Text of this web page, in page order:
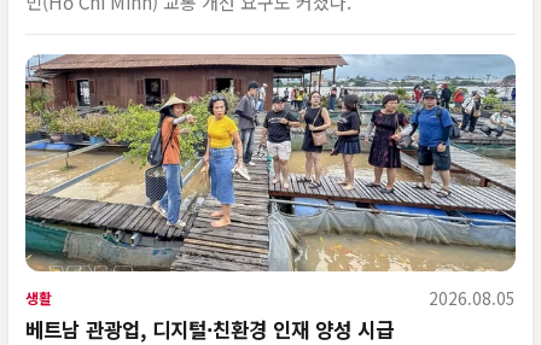
생활 2026.08.05
베트남 관광업, 디지털·친환경 인재 양성 시급